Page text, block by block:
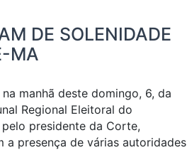
DE SOLENIDADE
MA
manhã deste domingo, 6, da
Regional Eleitoral do
presidente da Corte,
a presença de várias autoridades